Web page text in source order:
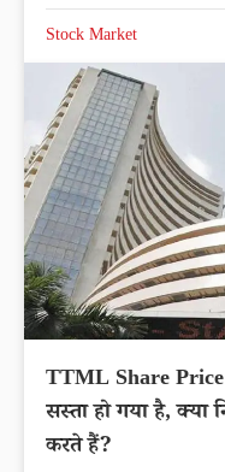
Stock Market
TTML Share Price
सस्ता हो गया है, क्या
करते हैं?